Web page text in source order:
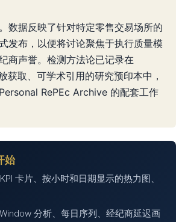
数据反映了针对特定零售交易场所的
发布，以便将讨论聚焦于执行质量模
商声誉。检测方法论已记录在
获取、可学术引用的研究预印本中，
RePEc Archive 的配套工作
始
卡片、按小时和日期显示的热力图、
分析、每日序列、经纪商延迟画